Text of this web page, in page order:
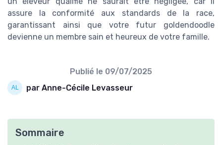
assure la conformité aux standards de la race,
garantissant ainsi que votre futur goldendoodle
devienne un membre sain et heureux de votre famille.
Publié le 09/07/2025
par Anne-Cécile Levasseur
Sommaire